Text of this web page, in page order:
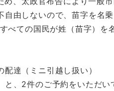
由しないので、苗字を名
べての国民が姓（苗字）を
達（ミニ引越し扱い）
、2件のご予約をいただい